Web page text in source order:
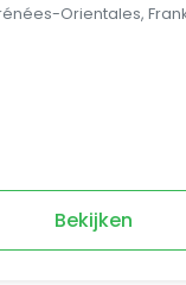
Orientales,
Bekijken